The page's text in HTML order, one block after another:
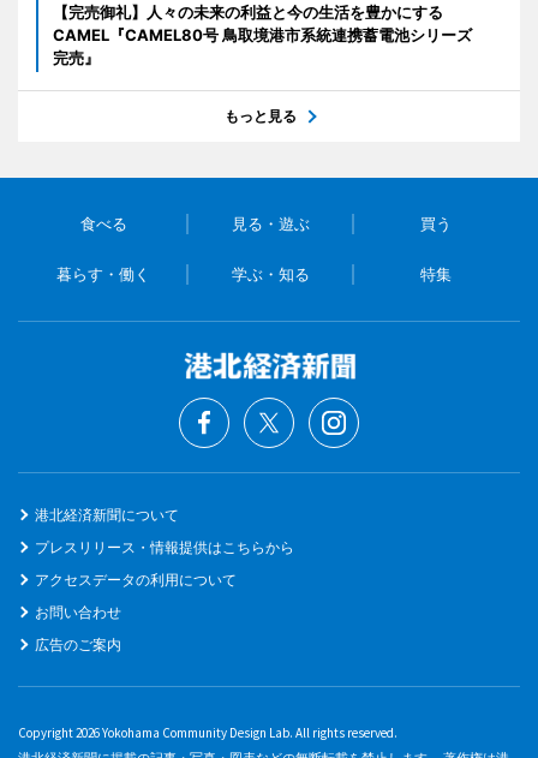
【完売御礼】人々の未来の利益と今の生活を豊かにする
CAMEL『CAMEL80号 鳥取境港市系統連携蓄電池シリーズ
完売』
もっと見る
食べる 見る・遊ぶ 買う
暮らす・働く 学ぶ・知る 特集
港北経済新聞について
プレスリリース・情報提供はこちらから
アクセスデータの利用について
お問い合わせ
広告のご案内
Copyright 2026 Yokohama Community Design Lab. All rights reserved.